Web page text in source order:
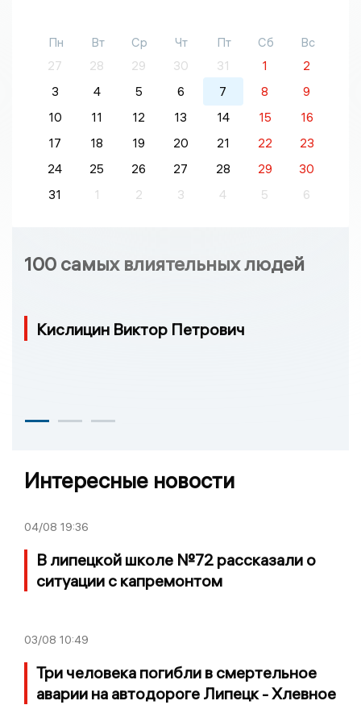
Пн Вт Ср Чт Пт Сб
Вс
27
28 29 30 31 1
2
3
4 5 6 7 8
9
10
11 12 13 14 15
16
17
18 19 20 21 22
23
24
25 26 27 28 29
30
31
1 2 3 4 5 6
100 самых влиятельных людей
Кислицин Виктор Петрович
Интересные новости
04/08 19:36
В липецкой школе №72 рассказали о
ситуации с капремонтом
03/08 10:49
Три человека погибли в смертельное
аварии на автодороге Липецк - Хлевное